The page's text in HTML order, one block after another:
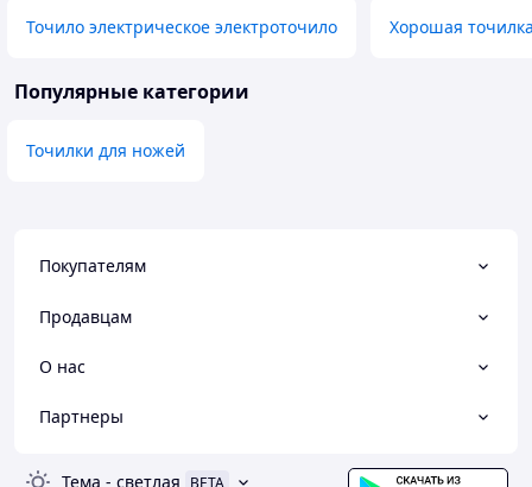
Точило электрическое электроточило Хорошая
Популярные категории
Точилки для ножей
Покупателям
Продавцам
О нас
Партнеры
Тема - светлая